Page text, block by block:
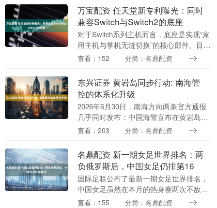
万宝配资 任天堂新专利曝光：同时
兼容Switch与Switch2的底座
对于Switch系列主机而言，底座是实现“家
用主机与掌机无缝切换”的核心部件。目
前，Switch与Switch2的底座互不兼容——
查看：152 分类：名鼎配资
东兴证券 黄岩岛同步行动: 南海管
控的体系化升级
2026年6月30日，南海方向两条官方通报
几乎同时发布：中国海警宣布在黄岩岛领
海及周边开展常态化维权执法巡查，南部
施战备警巡....
查看：203 分类：名鼎配资
名鼎配资 新一期女足世界排名：两
负俄罗斯后，中国女足仍排第16
国际足联公布了最新一期女足世界排名，
中国女足虽然在本月的热身赛两次不敌俄
罗斯，但排名不变，仍位居世界第16位。
查看：155 分类：名鼎配资